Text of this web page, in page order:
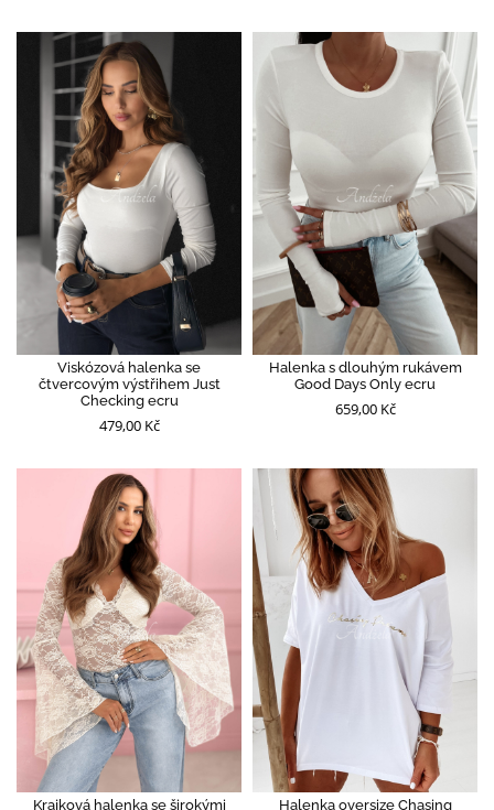
Viskózová halenka se
čtvercovým výstřihem Just
Checking ecru
479,00 Kč
Halenka s dlouhým rukávem
Good Days Only ecru
659,00 Kč
Krajková halenka se širokými Halenka oversize Chasing